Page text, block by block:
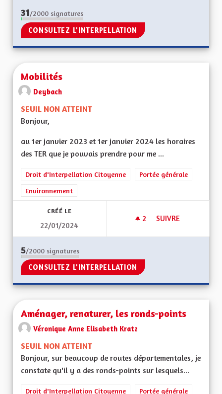
31/2000 signatures
CONSULTEZ L'INTERPELLATION
Mobilités
Deybach
SEUIL NON ATTEINT
Bonjour,
au 1er janvier 2023 et 1er janvier 2024 les horaires
des TER que je pouvais prendre pour me ...
Droit d'Interpellation Citoyenne
Portée générale
Environnement
CRÉÉ LE
22/01/2024
2 2 ABONNÉS
SUIVRE
5/2000 signatures
CONSULTEZ L'INTERPELLATION
Aménager, renaturer, les ronds-points
Véronique Anne Elisabeth Kratz
SEUIL NON ATTEINT
Bonjour, sur beaucoup de routes départementales, je
constate qu'il y a des ronds-points sur lesquels...
Droit d'Interpellation Citoyenne
Portée générale